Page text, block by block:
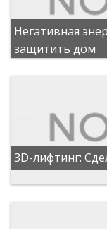
Негативная
защитить дом
3D-лифтинг: